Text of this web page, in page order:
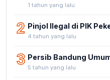
1 tahun yang lalu
2 Pinjol Ilegal di PIK
4 tahun yang lalu
3 Persib Bandung
5 tahun yang lalu